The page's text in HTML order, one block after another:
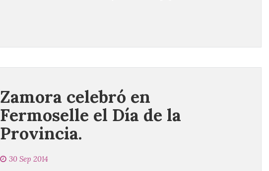
Zamora celebró en
Fermoselle el Día de la
Provincia.
30 Sep 2014